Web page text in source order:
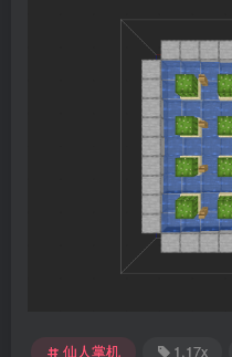
仙人掌机 1.17x